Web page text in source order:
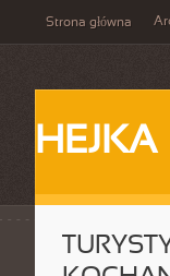
Strona główna
HEJKA